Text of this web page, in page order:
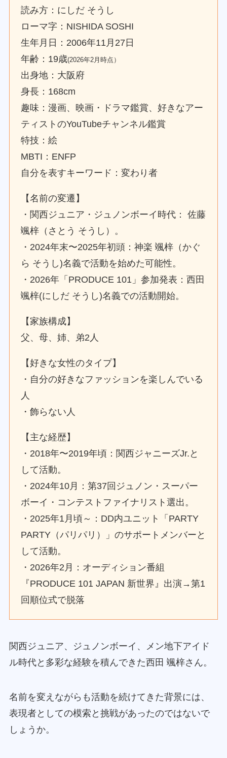
読み方：にしだ そうし
ローマ字：NISHIDA SOSHI
生年月日：2006年11月27日
年齢：19歳(2026年2月時点）
出身地：大阪府
身長：168cm
趣味：漫画、映画・ドラマ鑑賞、好きなアー
ティストのYouTubeチャンネル鑑賞
特技：絵
MBTI：ENFP
自分を表すキーワード：変わり者
【名前の変遷】
・関西ジュニア・ジュノンボーイ時代： 佐藤
颯梓（さとう そうし）。
・2024年末〜2025年初頭：神楽 颯梓（かぐ
ら そうし)名義で活動を始めた可能性。
・2026年「PRODUCE 101」参加発表：西田
颯梓(にしだ そうし)名義での活動開始。
【家族構成】
父、母、姉、弟2人
【好きな女性のタイプ】
・自分の好きなファッションを楽しんでいる
人
・飾らない人
【主な経歴】
・2018年〜2019年頃：関西ジャニーズJr.と
して活動。
・2024年10月：第37回ジュノン・スーパー
ボーイ・コンテストファイナリスト選出。
・2025年1月頃～：DD内ユニット「PARTY
PARTY（パリパリ）」のサポートメンバーと
して活動。
・2026年2月：オーディション番組
『PRODUCE 101 JAPAN 新世界』出演→第1
回順位式で脱落
関西ジュニア、ジュノンボーイ、メン地下アイド
ル時代と多彩な経験を積んできた西田 颯梓さん。
名前を変えながらも活動を続けてきた背景には、
表現者としての模索と挑戦があったのではないで
しょうか。